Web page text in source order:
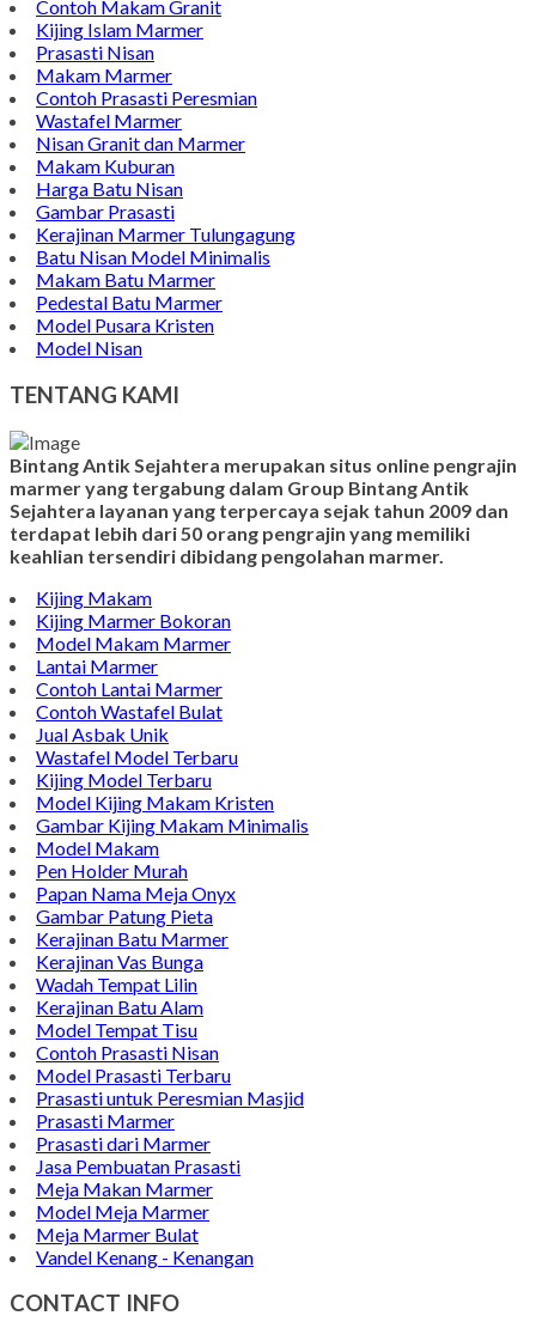
Contoh Makam Granit
Kijing Islam Marmer
Prasasti Nisan
Makam Marmer
Contoh Prasasti Peresmian
Wastafel Marmer
Nisan Granit dan Marmer
Makam Kuburan
Harga Batu Nisan
Gambar Prasasti
Kerajinan Marmer Tulungagung
Batu Nisan Model Minimalis
Makam Batu Marmer
Pedestal Batu Marmer
Model Pusara Kristen
Model Nisan
TENTANG KAMI
Bintang Antik Sejahtera merupakan situs online pengrajin
marmer yang tergabung dalam Group Bintang Antik
Sejahtera layanan yang terpercaya sejak tahun 2009 dan
terdapat lebih dari 50 orang pengrajin yang memiliki
keahlian tersendiri dibidang pengolahan marmer.
Kijing Makam
Kijing Marmer Bokoran
Model Makam Marmer
Lantai Marmer
Contoh Lantai Marmer
Contoh Wastafel Bulat
Jual Asbak Unik
Wastafel Model Terbaru
Kijing Model Terbaru
Model Kijing Makam Kristen
Gambar Kijing Makam Minimalis
Model Makam
Pen Holder Murah
Papan Nama Meja Onyx
Gambar Patung Pieta
Kerajinan Batu Marmer
Kerajinan Vas Bunga
Wadah Tempat Lilin
Kerajinan Batu Alam
Model Tempat Tisu
Contoh Prasasti Nisan
Model Prasasti Terbaru
Prasasti untuk Peresmian Masjid
Prasasti Marmer
Prasasti dari Marmer
Jasa Pembuatan Prasasti
Meja Makan Marmer
Model Meja Marmer
Meja Marmer Bulat
Vandel Kenang - Kenangan
CONTACT INFO